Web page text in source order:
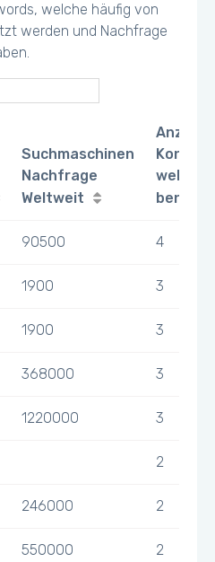
welche häufig von
werden und Nachfrage
Suchmaschinen
Nachfrage
Weltweit
Anzahl
welche
90500 4
1900 3
1900 3
368000 3
1220000 3
2
246000 2
550000 2